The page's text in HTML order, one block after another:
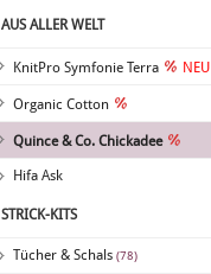
AUS ALLER WELT
KnitPro Symfonie Terra NEU
Organic Cotton
Quince & Co. Chickadee
Hifa Ask
STRICK-KITS
Tücher & Schals (78)